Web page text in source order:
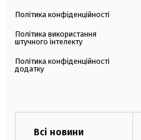
Політика конфіденційності
Політика використання
штучного інтелекту
Політика конфіденційності
додатку
Всі новини